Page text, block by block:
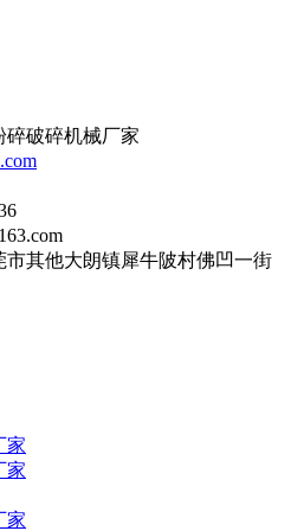
碎破碎机械厂家
市其他大朗镇犀牛陂村佛凹一街
家
家
家